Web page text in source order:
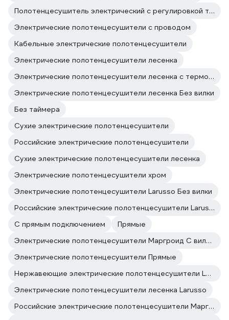
Полотенцесушитель электрический с регулировкой температуры
Электрические полотенцесушители с проводом
Кабельные электрические полотенцесушители
Электрические полотенцесушители лесенка
Электрические полотенцесушители лесенка с терморегулятором
Электрические полотенцесушители лесенка Без вилки
Без таймера
Сухие электрические полотенцесушители
Российские электрические полотенцесушители
Сухие электрические полотенцесушители лесенка
Электрические полотенцесушители хром
Электрические полотенцесушители Larusso Без вилки
Российские электрические полотенцесушители Larusso
С прямым подключением
Прямые
Электрические полотенцесушители Маргроид С вилкой
Электрические полотенцесушители Прямые
Нержавеющие электрические полотенцесушители Larusso
Электрические полотенцесушители лесенка Larusso
Российские электрические полотенцесушители Маргроид